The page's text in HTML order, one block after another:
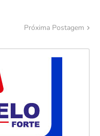
Próxima Postagem